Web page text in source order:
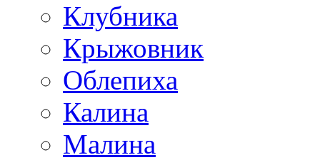
Клубника
Крыжовник
Облепиха
Калина
Малина